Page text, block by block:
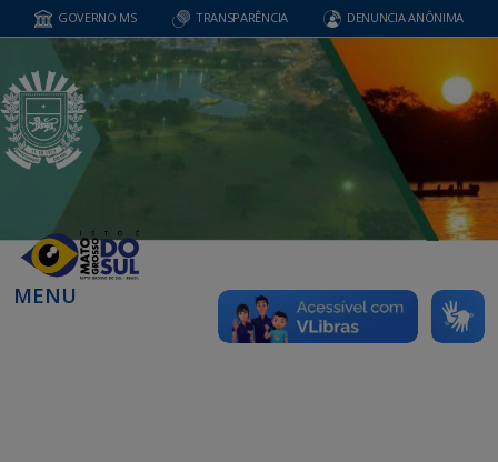
GOVERNO MS TRANSPARÊNCIA DENUNCIA ANÔNIMA
MENU